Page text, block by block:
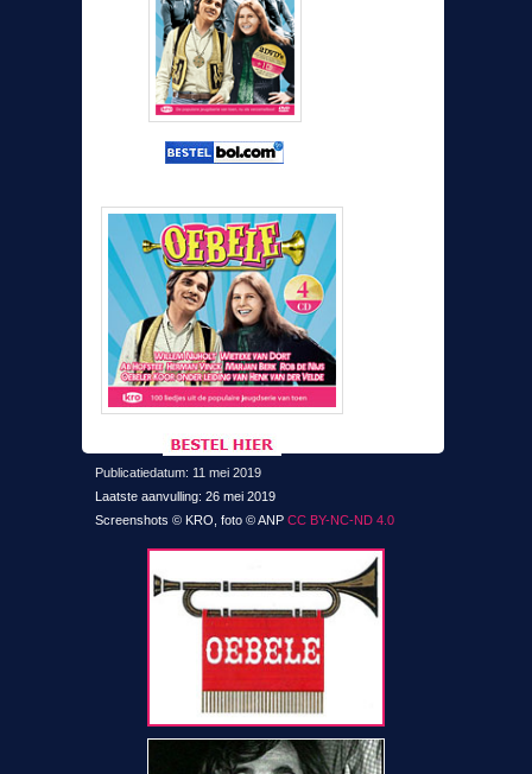
Publicatiedatum: 11 mei 2019
Laatste aanvulling: 26 mei 2019
Screenshots © KRO, foto © ANP CC BY-NC-ND 4.0